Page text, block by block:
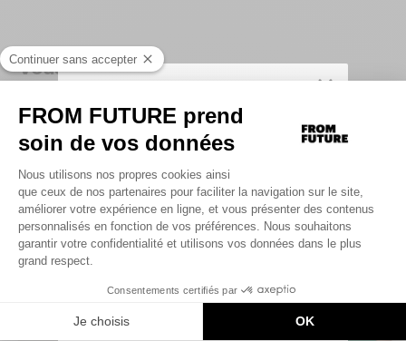
Vous allez aimer...
Produits similaires
SIGN UP TO UNLOCK YOUR PERSONAL
CODE ANDGET 10% OFF YOUR FIRST
Saisir votre adresse e-mail